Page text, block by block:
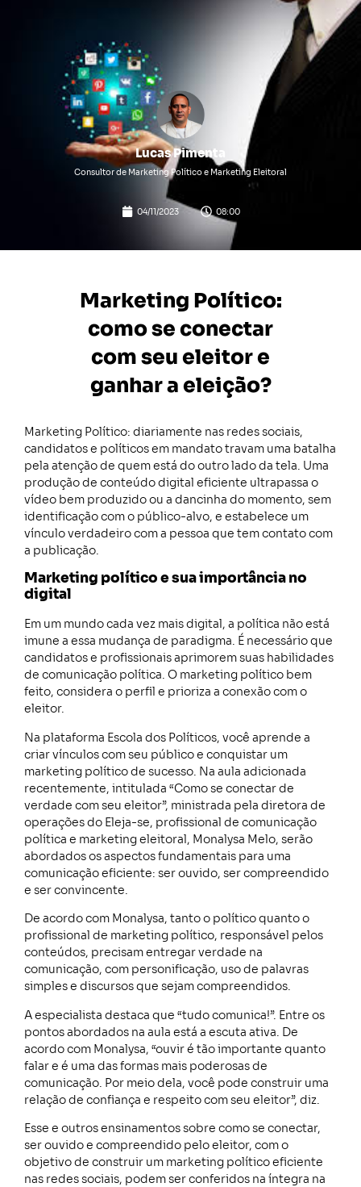
Lucas Pimenta
Consultor de Marketing Político e Marketing Eleitoral
04/11/2023 08:00
Marketing Político:
como se conectar
com seu eleitor e
ganhar a eleição?
Marketing Político: diariamente nas redes sociais,
candidatos e políticos em mandato travam uma batalha
pela atenção de quem está do outro lado da tela. Uma
produção de conteúdo digital eficiente ultrapassa o
vídeo bem produzido ou a dancinha do momento, sem
identificação com o público-alvo, e estabelece um
vínculo verdadeiro com a pessoa que tem contato com
a publicação.
Marketing político e sua importância no
digital
Em um mundo cada vez mais digital, a política não está
imune a essa mudança de paradigma. É necessário que
candidatos e profissionais aprimorem suas habilidades
de comunicação política. O marketing político bem
feito, considera o perfil e prioriza a conexão com o
eleitor.
Na plataforma Escola dos Políticos, você aprende a
criar vínculos com seu público e conquistar um
marketing político de sucesso. Na aula adicionada
recentemente, intitulada “Como se conectar de
verdade com seu eleitor”, ministrada pela diretora de
operações do Eleja-se, profissional de comunicação
política e marketing eleitoral, Monalysa Melo, serão
abordados os aspectos fundamentais para uma
comunicação eficiente: ser ouvido, ser compreendido
e ser convincente.
De acordo com Monalysa, tanto o político quanto o
profissional de marketing político, responsável pelos
conteúdos, precisam entregar verdade na
comunicação, com personificação, uso de palavras
simples e discursos que sejam compreendidos.
A especialista destaca que “tudo comunica!”. Entre os
pontos abordados na aula está a escuta ativa. De
acordo com Monalysa, “ouvir é tão importante quanto
falar e é uma das formas mais poderosas de
comunicação. Por meio dela, você pode construir uma
relação de confiança e respeito com seu eleitor”, diz.
Esse e outros ensinamentos sobre como se conectar,
ser ouvido e compreendido pelo eleitor, com o
objetivo de construir um marketing político eficiente
nas redes sociais, podem ser conferidos na íntegra na